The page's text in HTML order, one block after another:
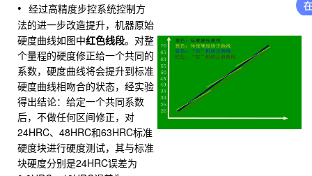
经过高精度步控系统控制方
法的进一步改造提升，机器原始
硬度曲线如图中红色线段。对整
个量程的硬度修正给一个共同的
系数，硬度曲线将会提升到标准
硬度曲线相吻合的状态，经实验
得出结论：给定一个共同系数
后，不做任何区间修正，对
24HRC、48HRC和63HRC标准
硬度块进行硬度测试，其与标准
块硬度分别是24HRC误差为